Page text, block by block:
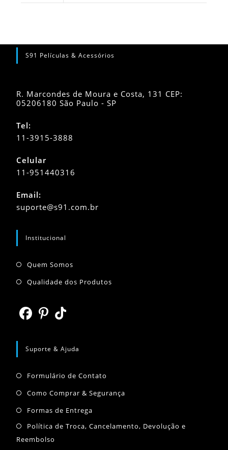
S91 Películas & Acessórios
R. Marcondes de Moura e Costa, 131 CEP:
05206180 São Paulo - SP
Tel:
11-3915-3888
Celular
11-951440316
em
seu
Email:
suporte@s91.com.brAbre
Institucional
Quem SomosAbre
Qualidade dos ProdutosAbre
em
nova
aba
em
nova
aba
em
nova
Suporte & Ajuda
Formulário de Contato
aba
Como Comprar & SegurançaAbre
Formas de EntregaAbre
em
Política de Troca, Cancelamento, Devolução e
Reembolso